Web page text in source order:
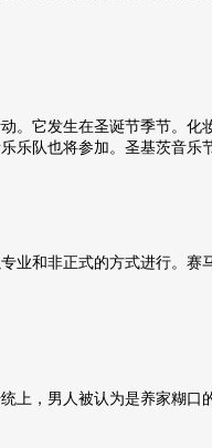
。它发生在圣诞节季节。
队也将参加。圣基茨音乐
业和非正式的方式进行。
上，男人被认为是养家糊